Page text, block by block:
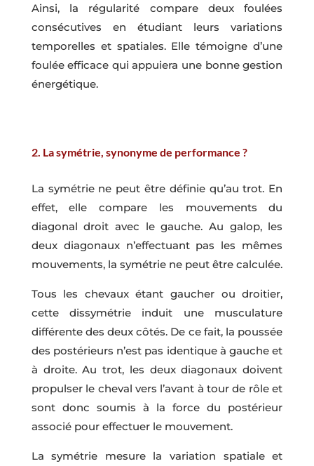
Ainsi, la régularité compare deux foulées
consécutives en étudiant leurs variations
temporelles et spatiales. Elle témoigne d’une
foulée efficace qui appuiera une bonne gestion
énergétique.
2. La symétrie, synonyme de performance ?
La symétrie ne peut être définie qu’au trot. En
effet, elle compare les mouvements du
diagonal droit avec le gauche. Au galop, les
deux diagonaux n’effectuant pas les mêmes
mouvements, la symétrie ne peut être calculée.
Tous les chevaux étant gaucher ou droitier,
cette dissymétrie induit une musculature
différente des deux côtés. De ce fait, la poussée
des postérieurs n’est pas identique à gauche et
à droite. Au trot, les deux diagonaux doivent
propulser le cheval vers l’avant à tour de rôle et
sont donc soumis à la force du postérieur
associé pour effectuer le mouvement.
La symétrie mesure la variation spatiale et